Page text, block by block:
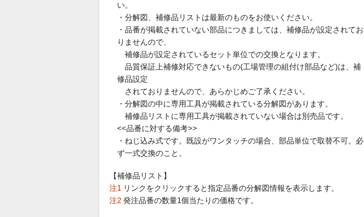
い。
・分解図、補修品リストは最新のものをお使いください。
・品番が掲載されていない部品につきましては、補修品が設定されてお
りませんので、
補修品が設定されているセット単位での交換となります。
品質保証上補修対応できないもの(工場管理の組付け部品など)は、補
修品設定
されておりませんので、あらかじめご了承ください。
・分解図の中に専用工具が掲載されている分解図があります。
補修品リストに専用工具が掲載されていない場合は別売品です。
<<品番に対する備考>>
・ねじ込み式です。既設がワンタッチの場合、部品単位で取替不可。必
ず一式交換のこと。
【補修品リスト】
注1 リンクをクリックすると指定品番の分解図情報を表示します。
注2 発注品番の数量1個当たりの価格です。